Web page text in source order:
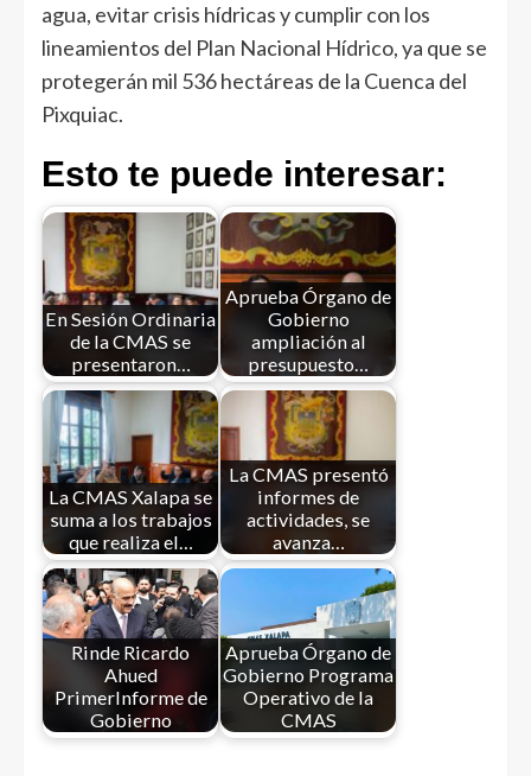
agua, evitar crisis hídricas y cumplir con los
lineamientos del Plan Nacional Hídrico, ya que se
protegerán mil 536 hectáreas de la Cuenca del
Pixquiac.
Esto te puede interesar:
En Sesión Ordinaria
de la CMAS se
presentaron…
Aprueba Órgano de
Gobierno
ampliación al
presupuesto…
La CMAS Xalapa se
suma a los trabajos
que realiza el…
La CMAS presentó
informes de
actividades, se
avanza…
Rinde Ricardo
Ahued
PrimerInforme de
Gobierno
Aprueba Órgano de
Gobierno Programa
Operativo de la
CMAS